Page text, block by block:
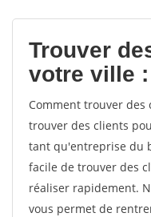
Trouver
votre ville :
Comment trouver des
trouver des clients
tant qu'entreprise du
facile de trouver des
réaliser rapidement.
vous permet de